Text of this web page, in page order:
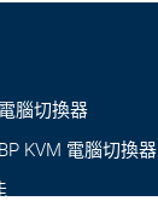
腦切換器
KVM 電腦切換器